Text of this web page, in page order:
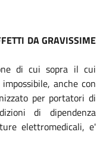
DA GRAVISSIME
di cui sopra il cui
anche con
per portatori di
di dipendenza
elettromedicali, e'